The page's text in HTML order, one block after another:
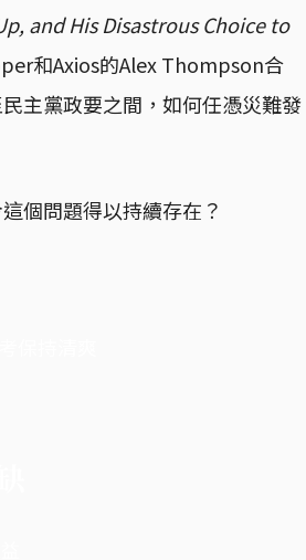
and His Disastrous Choice to
和Axios的Alex Thompson合
主黨政要之間，如何任憑災難發
個問題得以持續存在？